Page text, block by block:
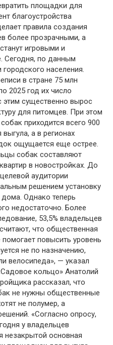
площадки для
благоустройства
правила создания
более прозрачными, а
игровыми и
Сегодня, по данным
населения.
в стране 75 млн
2025 год их число
этим существенно вырос
для питомцев. При этом
приходится всего 900
а в регионах
ощущается еще острее.
собак составляют
в новостройках. До
аудитории
решением установку
Однако теперь
недостаточно. Более
53,5% владельцев
что общественная
повысить уровень
не по назначению,
велосипеда», — указал
кольцо» Анатолий
рассказал, что
не нужны общественные
не полумер, а
«Согласно опросу,
у владельцев
незакрытой основная